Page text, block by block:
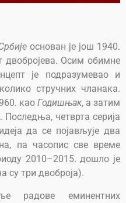
основан је још 1940.
двобројева. Осим обимне
је подразумевао и
стручних чланака.
као Годишњак, а затим
четврта серија
да се појављује два
па часопис све време
2010–2015. дошло је
су три двоброја).
радове еминентних